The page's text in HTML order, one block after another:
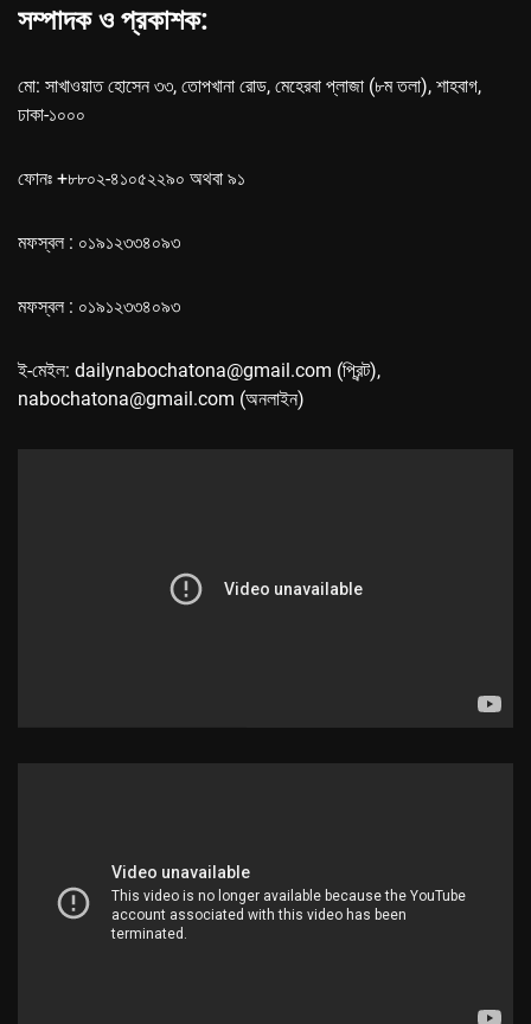
সম্পাদক ও প্রকাশক:
মো: সাখাওয়াত হোসেন ৩৩, তোপখানা রোড, মেহেরবা প্লাজা (৮ম তলা), শাহবাগ,
ঢাকা-১০০০
ফোনঃ +৮৮০২-৪১০৫২২৯০ অথবা ৯১
মফস্বল : ০১৯১২৩৩৪০৯৩
মফস্বল : ০১৯১২৩৩৪০৯৩
ই-মেইল: dailynabochatona@gmail.com (প্রিন্ট),
nabochatona@gmail.com (অনলাইন)